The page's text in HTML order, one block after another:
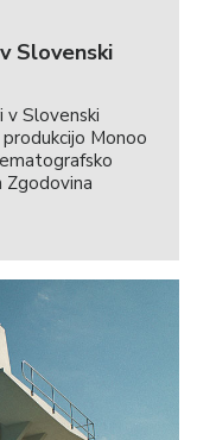
Slovenski
v Slovenski
Monoo
Zgodovina